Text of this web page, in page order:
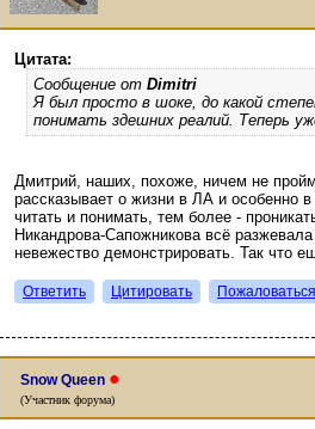
Цитата:
Сообщение от Dimitri
Я был просто в шоке, до какой
понимать здешних реалий. Теперь
Дмитрий, наших, похоже, ничем не
рассказывает о жизни в ЛА и особенно
читать и понимать, тем более -
Никандрова-Сапожникова всё
невежество демонстрировать. Так что
Ответить Цитировать Пожаловаться
Snow Queen ●
(Участник форума)